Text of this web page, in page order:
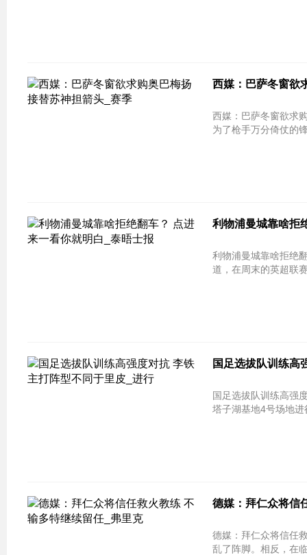
西媒：巴萨冬窗欲
西媒：巴萨冬窗欲求购奥巴梅扬 接替
为了枪手万分倚仗的
利物浦曼城靠啥拒
利物浦曼城靠啥拒绝翻车？ 点进来
道，在周末的英超联
国足选拔队训练高
国足选拔队训练高强
塔子湖基地4号场地
德媒：拜仁众将信
德媒：拜仁众将信任救火教练 不输
乱了阵脚。相反，在